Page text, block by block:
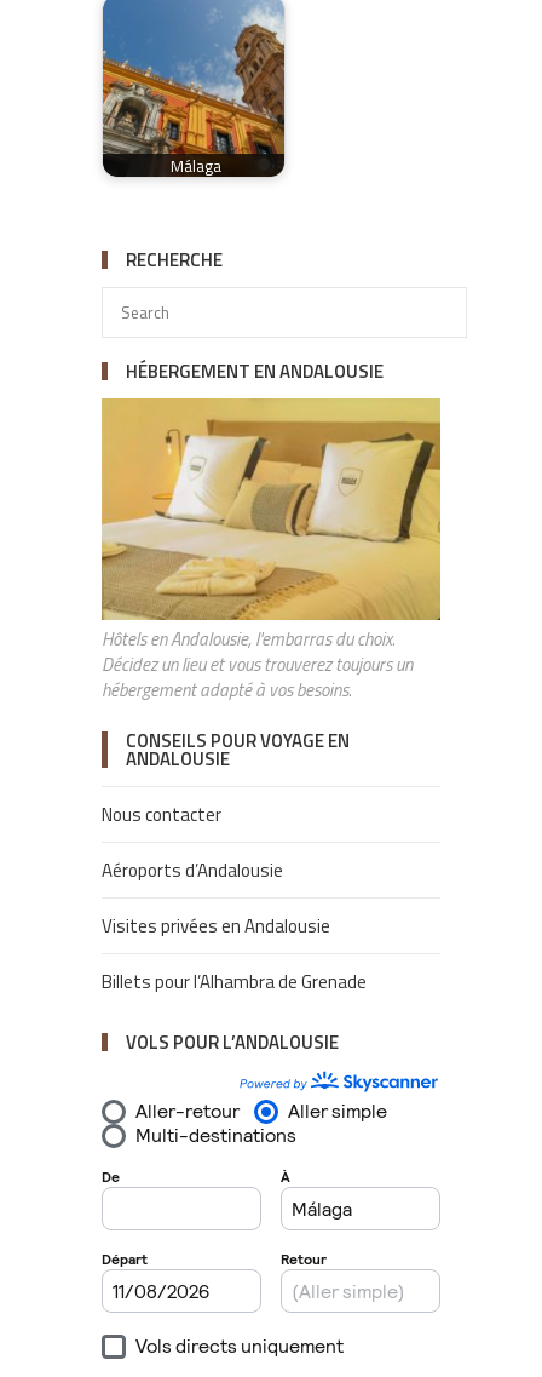
Málaga
RECHERCHE
HÉBERGEMENT EN ANDALOUSIE
Hôtels en Andalousie, l'embarras du choix.
Décidez un lieu et vous trouverez toujours un
hébergement adapté à vos besoins.
CONSEILS POUR VOYAGE EN
ANDALOUSIE
Nous contacter
Aéroports d’Andalousie
Visites privées en Andalousie
Billets pour l’Alhambra de Grenade
VOLS POUR L’ANDALOUSIE